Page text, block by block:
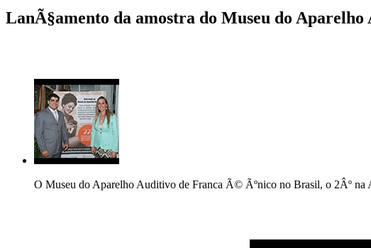
LanÃ§amento da amostra do Museu do
O Museu do Aparelho Auditivo de Franca Ã© Ãºnico no Brasil, o 2Âº